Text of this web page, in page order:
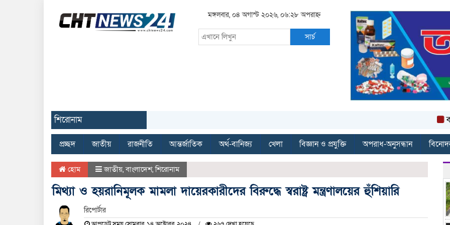
মঙ্গলবার, ০৪ অগাস্ট ২০২৬, ০৬:২৮ অপরাহ্ন
সার্চ
শিরোনাম
প্রচ্ছদ জাতীয় রাজনীতি আন্তর্জাতিক অর্থ-বানিজ্য খেলা বিজ্ঞান ও প্রযুক্তি অপরাধ-অনুসন্ধান
হোম জাতীয়,বাংলাদেশ,শিরোনাম
মিথ্যা ও হয়রানিমূলক মামলা দায়েরকারীদের বিরুদ্ধে স্বরাষ্ট্র মন্ত্রণালয়ের হুঁশিয়ারি
রিপোর্টার